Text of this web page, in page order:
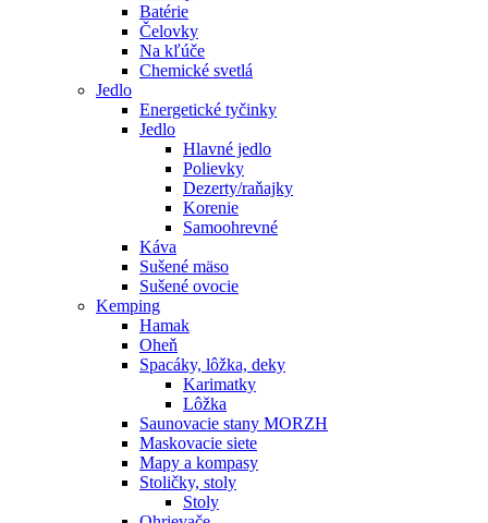
Batérie
Čelovky
Na kľúče
Chemické svetlá
Jedlo
Energetické tyčinky
Jedlo
Hlavné jedlo
Polievky
Dezerty/raňajky
Korenie
Samoohrevné
Káva
Sušené mäso
Sušené ovocie
Kemping
Hamak
Oheň
Spacáky, lôžka, deky
Karimatky
Lôžka
Saunovacie stany MORZH
Maskovacie siete
Mapy a kompasy
Stoličky, stoly
Stoly